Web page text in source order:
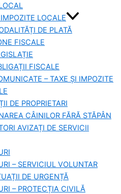
LOCALE
DE PLATĂ
FISCALE
FISCALE
– TAXE ȘI IMPOZITE
DE PROPRIETARI
CÂINILOR FĂRĂ STĂPÂN
AVIZAȚI DE SERVICII
– SERVICIUL VOLUNTAR
DE URGENȚĂ
– PROTECȚIA CIVILĂ